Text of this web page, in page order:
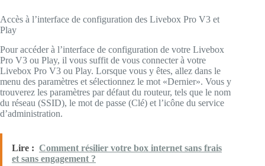
Accès à l’interface de configuration des Livebox Pro V3 et
Play
Pour accéder à l’interface de configuration de votre Livebox
Pro V3 ou Play, il vous suffit de vous connecter à votre
Livebox Pro V3 ou Play. Lorsque vous y êtes, allez dans le
menu des paramètres et sélectionnez le mot «Dernier». Vous y
trouverez les paramètres par défaut du routeur, tels que le nom
du réseau (SSID), le mot de passe (Clé) et l’icône du service
d’administration.
Lire : Comment résilier votre box internet sans frais
et sans engagement ?